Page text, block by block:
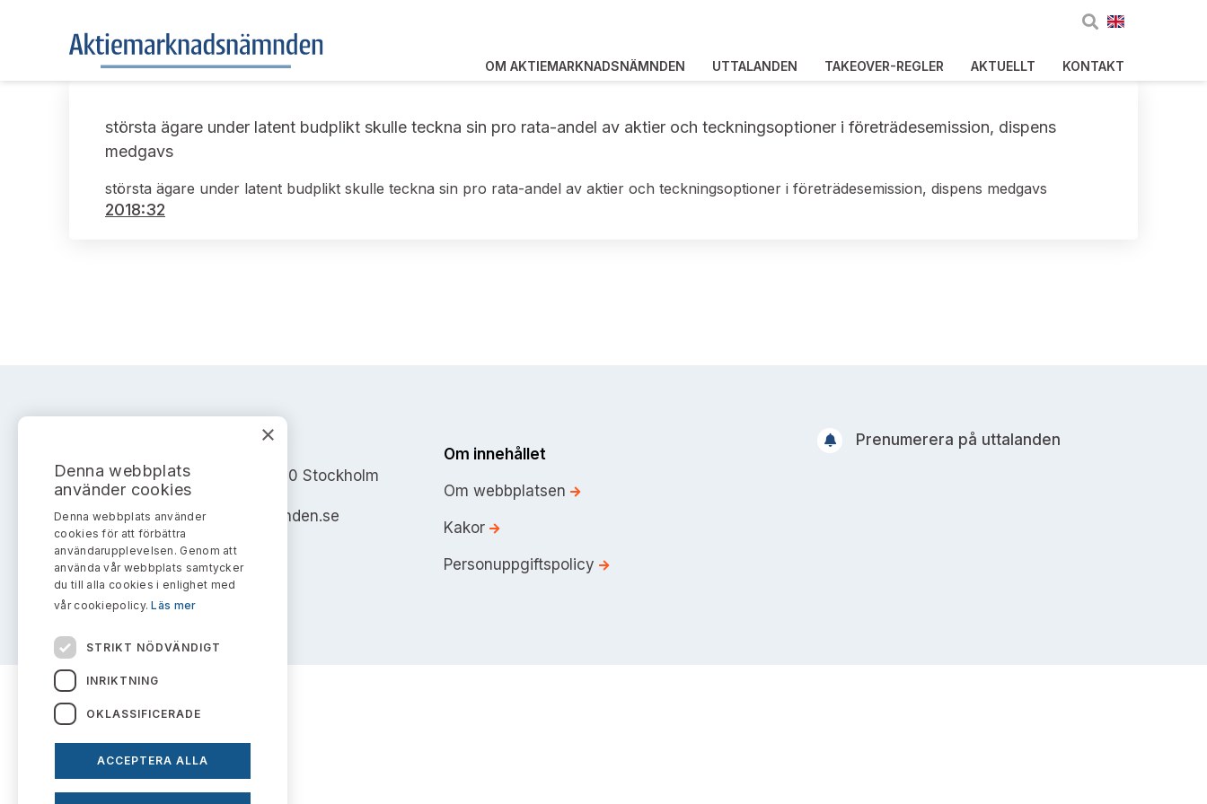
OM AKTIEMARKNADSNÄMNDEN UTTALANDEN TAKEOVER-REGLER AKTUELLT KONTAKT
största ägare under latent budplikt skulle teckna sin pro rata-andel av aktier och teckningsoptioner i företrädesemission, dispens
medgavs
största ägare under latent budplikt skulle teckna sin pro rata-andel av aktier och teckningsoptioner i företrädesemission, dispens medgavs
2018:32
AKTIEMARKNADSNÄMNDEN
Address: Box 7354, 103 90 Stockholm
info@aktiemarknadsnamnden.se
Om innehållet
Om webbplatsen
Kakor
Personuppgiftspolicy
Prenumerera på uttalanden
×
Denna webbplats
använder cookies
Denna webbplats använder
cookies för att förbättra
användarupplevelsen. Genom att
använda vår webbplats samtycker
du till alla cookies i enlighet med
vår cookiepolicy.Läs mer
STRIKT NÖDVÄNDIGT
INRIKTNING
OKLASSIFICERADE
ACCEPTERA ALLA